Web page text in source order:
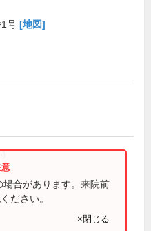
号 [地図]
合があります。来院前
ださい。
×閉じる